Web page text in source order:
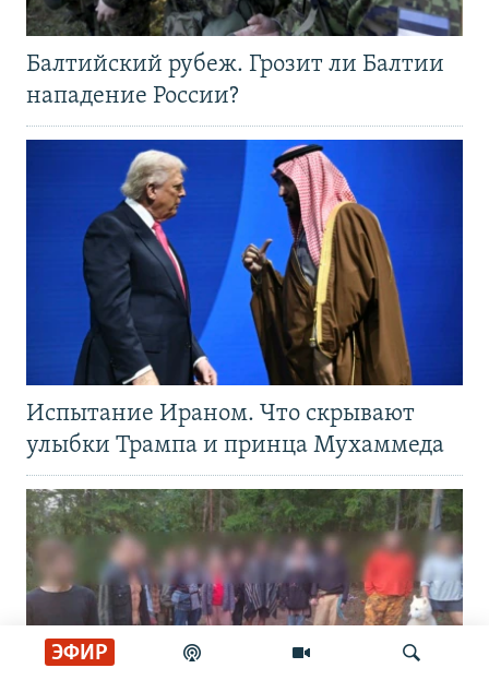
ЭФИР
Балтийский рубеж. Грозит ли Балтии
нападение России?
Испытание Ираном. Что скрывают
улыбки Трампа и принца Мухаммеда